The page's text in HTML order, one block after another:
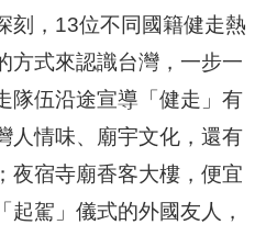
刻，13位不同國籍健走熱
方式來認識台灣，一步一
隊伍沿途宣導「健走」有
人情味、廟宇文化，還有
夜宿寺廟香客大樓，便宜
起駕」儀式的外國友人，